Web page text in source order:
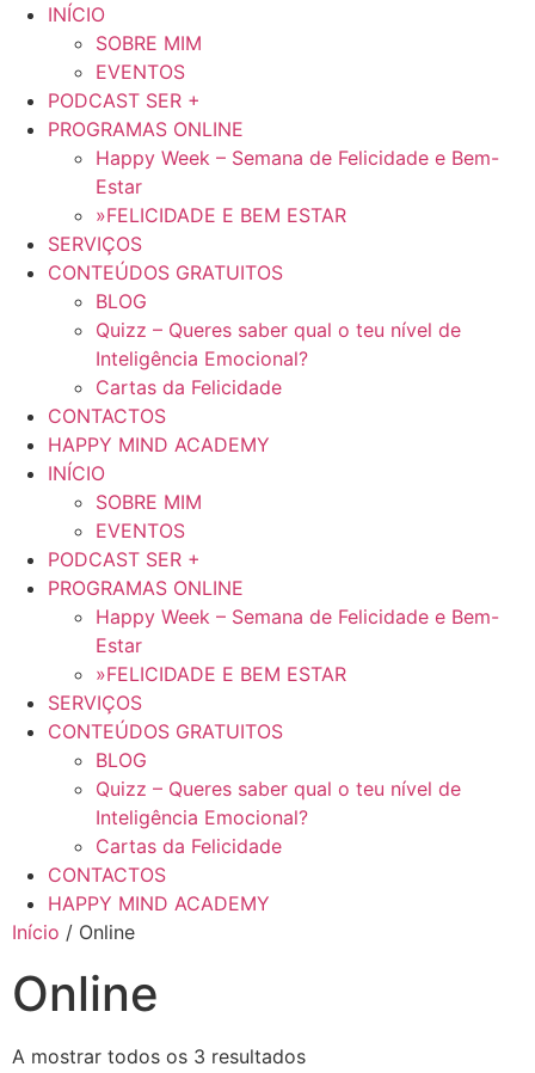
Pular
conteúdo
INÍCIO
SOBRE MIM
EVENTOS
PODCAST SER +
PROGRAMAS ONLINE
Happy Week – Semana de Felicidade e Bem-
Estar
»FELICIDADE E BEM ESTAR
SERVIÇOS
CONTEÚDOS GRATUITOS
BLOG
Quizz – Queres saber qual o teu nível de
Inteligência Emocional?
Cartas da Felicidade
CONTACTOS
HAPPY MIND ACADEMY
INÍCIO
SOBRE MIM
EVENTOS
PODCAST SER +
PROGRAMAS ONLINE
Happy Week – Semana de Felicidade e Bem-
Estar
»FELICIDADE E BEM ESTAR
SERVIÇOS
CONTEÚDOS GRATUITOS
BLOG
Quizz – Queres saber qual o teu nível de
Inteligência Emocional?
Cartas da Felicidade
CONTACTOS
HAPPY MIND ACADEMY
Início / Online
Online
A mostrar todos os 3 resultados